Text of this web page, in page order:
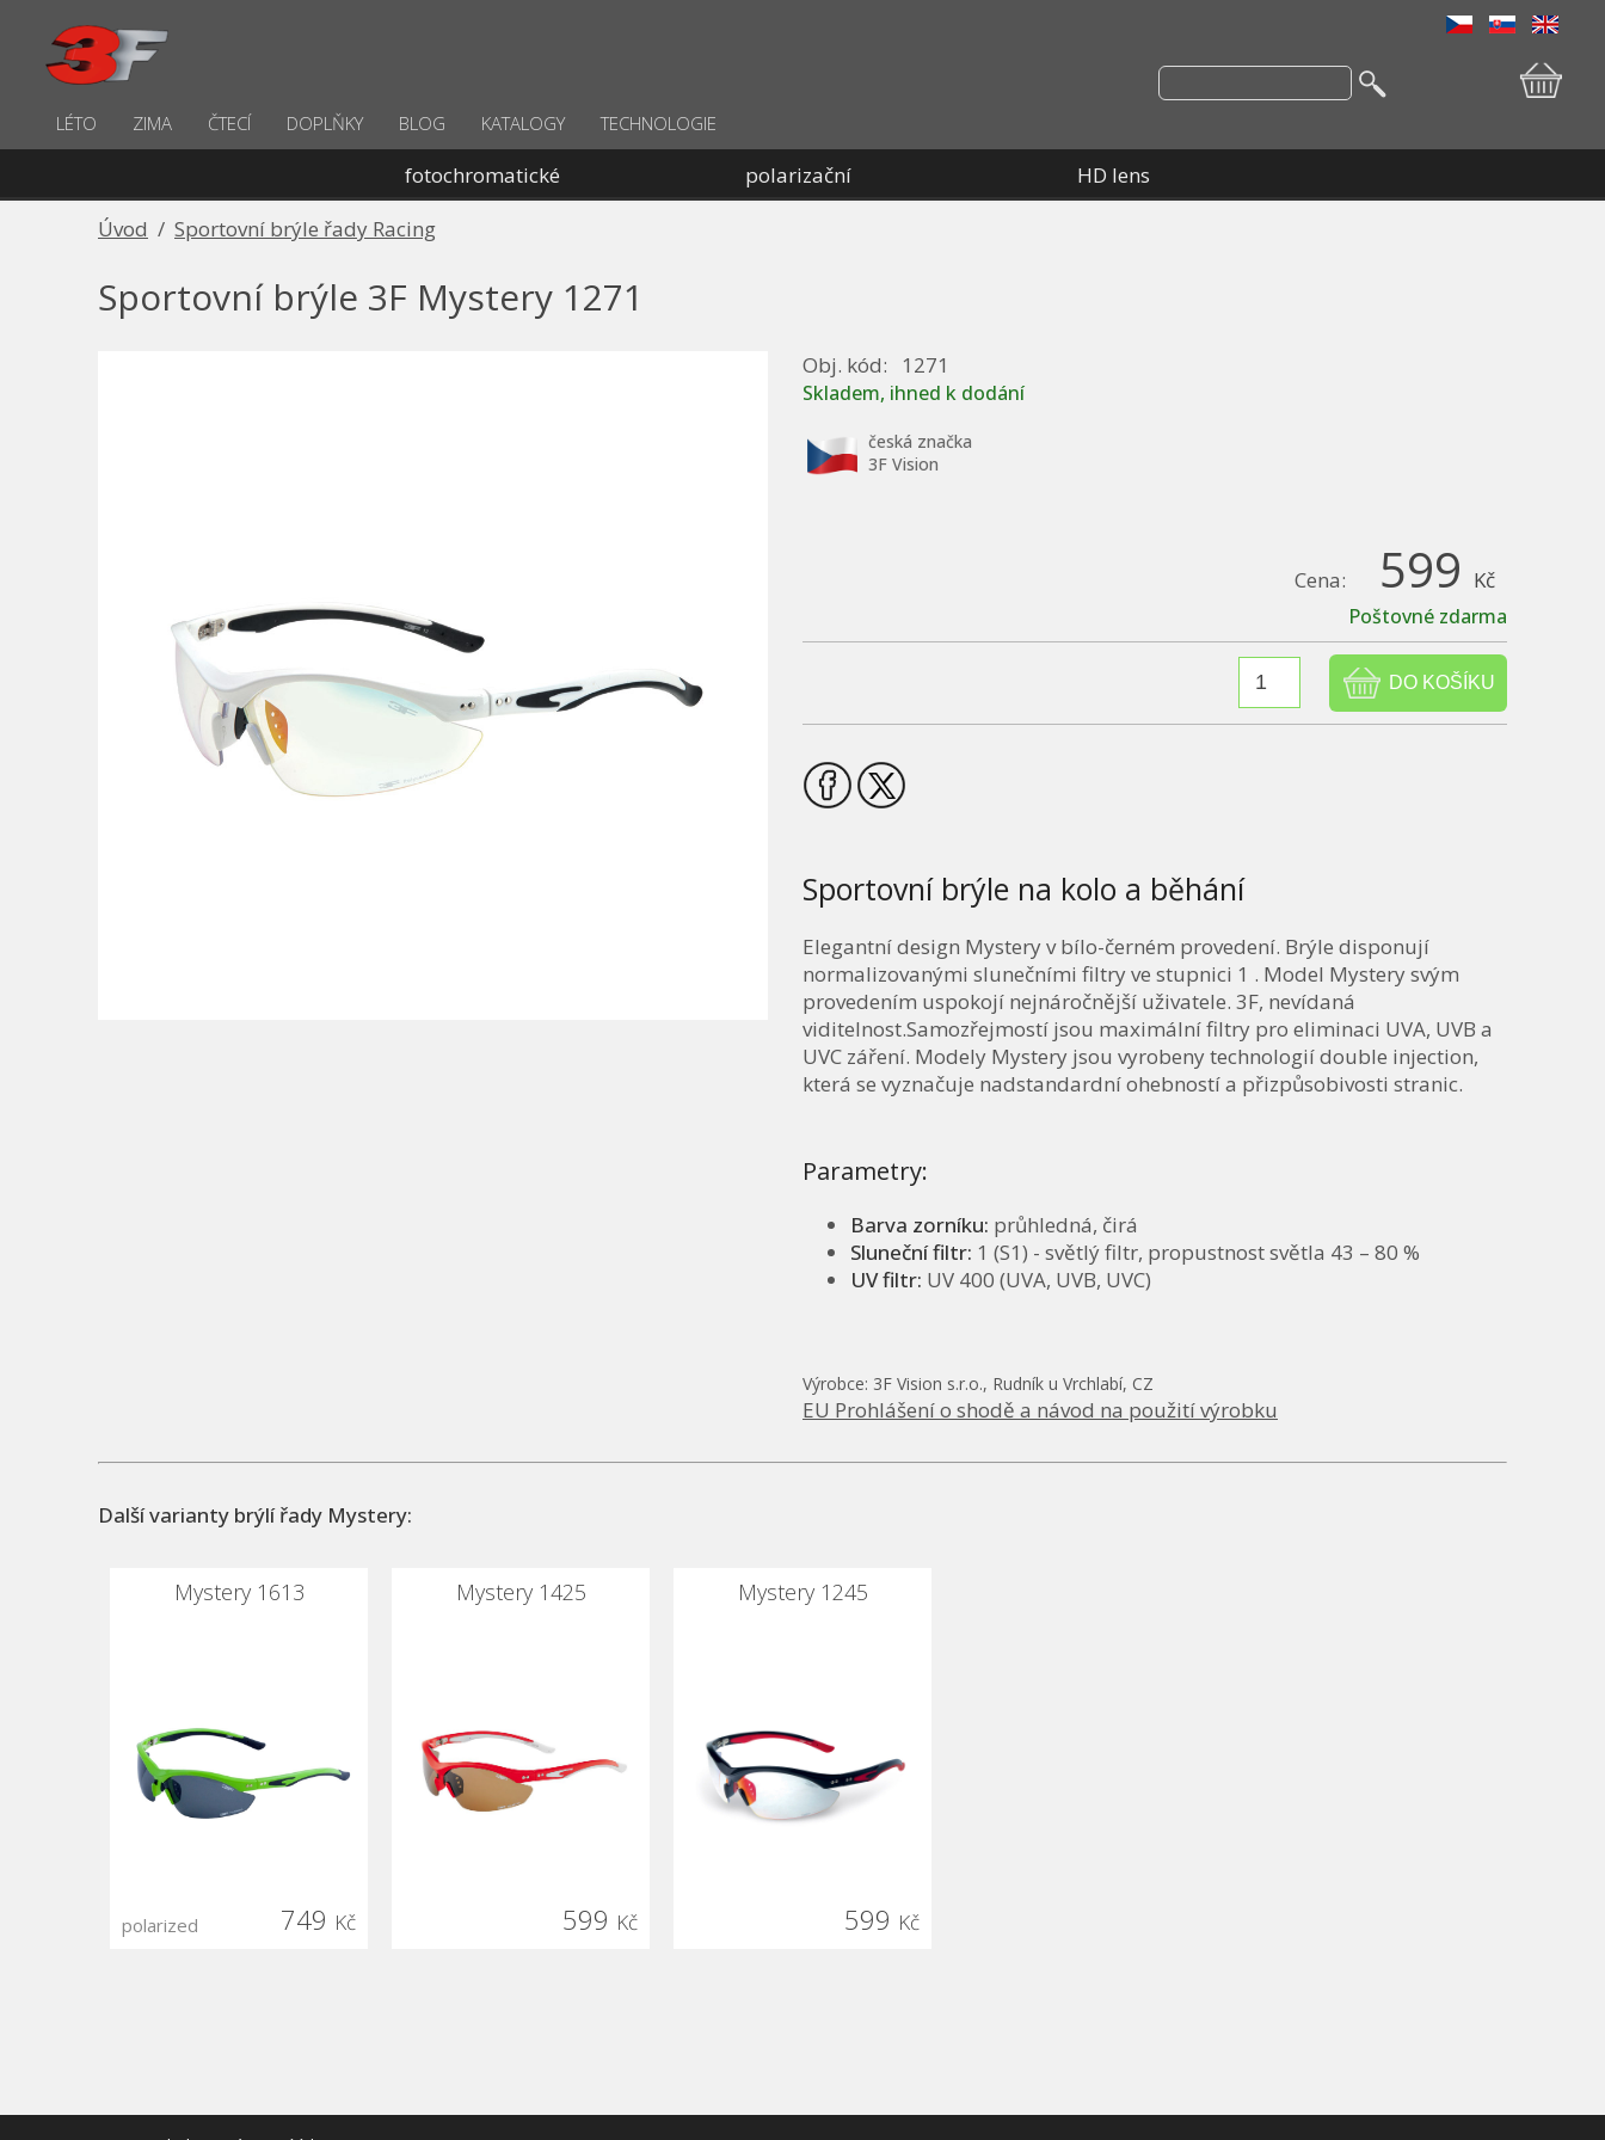
LÉTO ZIMA ČTECÍ DOPLŇKY BLOG KATALOGY TECHNOLOGIE
fotochromatické polarizační
HD lens
Úvod / Sportovní brýle řady Racing
Sportovní brýle 3F Mystery 1271
Obj. kód: 1271
Skladem, ihned k dodání
česká značka
3F Vision
Cena: 599 Kč
Poštovné zdarma
Sportovní brýle na kolo a běhání
Elegantní design Mystery v bílo-černém provedení. Brýle disponují
normalizovanými slunečními filtry ve stupnici 1 . Model Mystery svým
provedením uspokojí nejnáročnější uživatele. 3F, nevídaná
viditelnost.Samozřejmostí jsou maximální filtry pro eliminaci UVA, UVB a
UVC záření. Modely Mystery jsou vyrobeny technologií double injection,
která se vyznačuje nadstandardní ohebností a přizpůsobivosti stranic.
Parametry:
Barva zorníku: průhledná, čirá
Sluneční filtr: 1 (S1) - světlý filtr, propustnost světla 43 – 80 %
UV filtr: UV 400 (UVA, UVB, UVC)
Výrobce: 3F Vision s.r.o., Rudník u Vrchlabí, CZ
EU Prohlášení o shodě a návod na použití výrobku
Další varianty brýlí řady Mystery:
Mystery 1613
polarized 749 Kč
Mystery 1425
599 Kč
Mystery 1245
599 Kč